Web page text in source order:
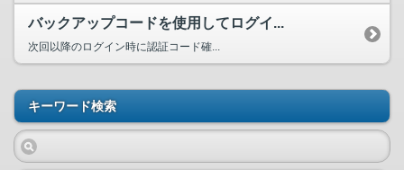
バックアップコードを使用してログイ...
次回以降のログイン時に認証コード確...
キーワード検索